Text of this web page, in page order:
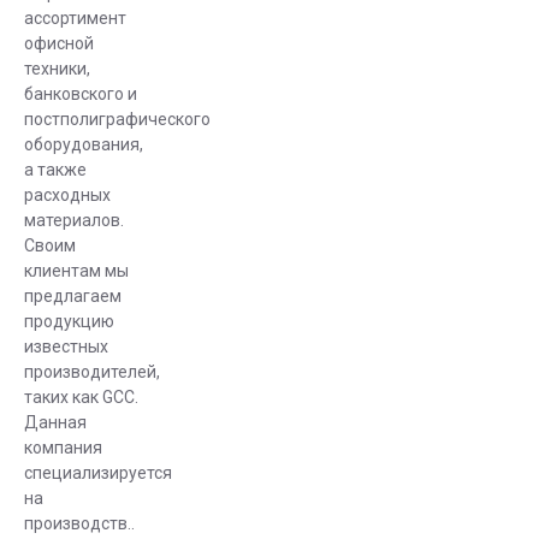
режущего
типа:
планшетный,
рулонный.
Планшетные
режущие
плоттеры
применяются
в САПР для
изготовления
лекал из
бумаги,
пластика или
картона, а
также для
создания
упаковки,
ассортимент
офисной
техники,
банковского и
постполиграфического
оборудования,
а также
расходных
материалов.
Своим
клиентам мы
предлагаем
продукцию
известных
производителей,
таких как GCC.
Данная
компания
специализируется
на
производств..